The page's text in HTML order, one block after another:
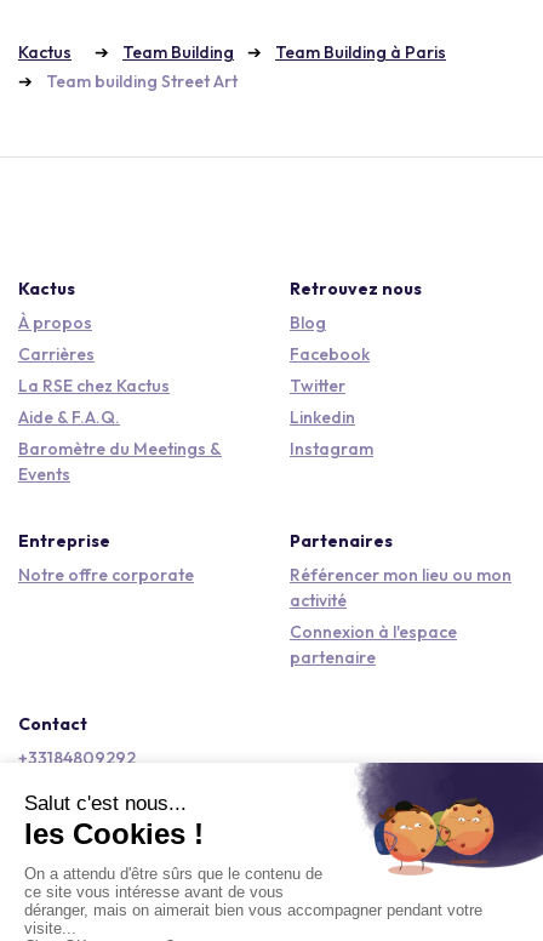
Kactus Team Building
Team Building à Paris
Team building Street Art
Kactus
À propos
Carrières
La RSE chez Kactus
Aide & F.A.Q.
Baromètre du Meetings &
Events
Retrouvez nous
Blog
Facebook
Twitter
Linkedin
Instagram
Entreprise
Notre offre corporate
Partenaires
Référencer mon lieu ou mon
activité
Connexion à l'espace
partenaire
Contact
+33184809292
Copyright © 2026 Kactus Tous droits réservés
Conditions générales d'utilisation
Mentions légales